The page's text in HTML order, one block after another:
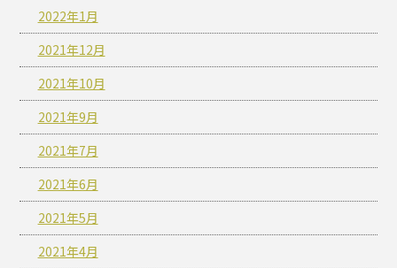
2022年1月
2021年12月
2021年10月
2021年9月
2021年7月
2021年6月
2021年5月
2021年4月